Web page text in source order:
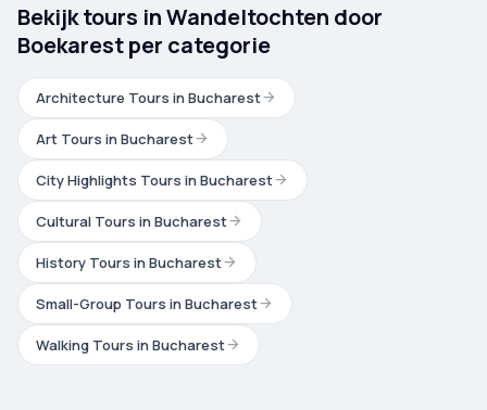
Bekijk tours in Wandeltochten door
Boekarest per categorie
Architecture Tours in Bucharest
Art Tours in Bucharest
City Highlights Tours in Bucharest
Cultural Tours in Bucharest
History Tours in Bucharest
Small-Group Tours in Bucharest
Walking Tours in Bucharest